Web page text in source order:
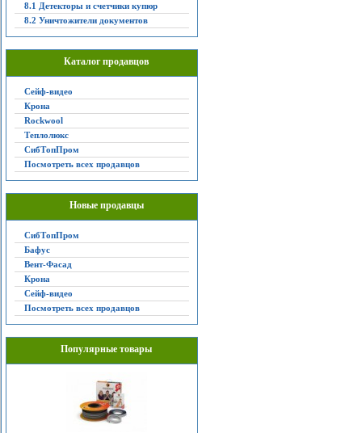
8.1 Детекторы и счетчики купюр
8.2 Уничтожители документов
Каталог продавцов
Сейф-видео
Крона
Rockwool
Теплолюкс
СибТопПром
Посмотреть всех продавцов
Новые продавцы
СибТопПром
Бафус
Вент-Фасад
Крона
Сейф-видео
Посмотреть всех продавцов
Популярные товары